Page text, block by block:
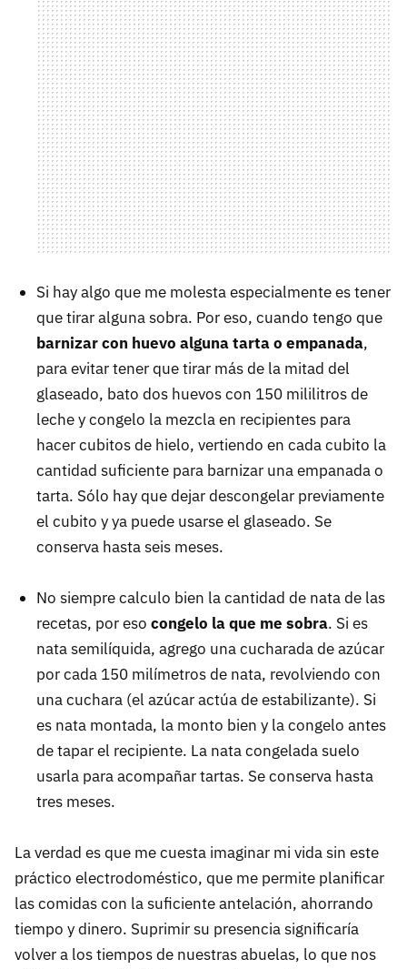
Si hay algo que me molesta especialmente es tener
que tirar alguna sobra. Por eso, cuando tengo que
barnizar con huevo alguna tarta o empanada,
para evitar tener que tirar más de la mitad del
glaseado, bato dos huevos con 150 mililitros de
leche y congelo la mezcla en recipientes para
hacer cubitos de hielo, vertiendo en cada cubito la
cantidad suficiente para barnizar una empanada o
tarta. Sólo hay que dejar descongelar previamente
el cubito y ya puede usarse el glaseado. Se
conserva hasta seis meses.
No siempre calculo bien la cantidad de nata de las
recetas, por eso congelo la que me sobra. Si es
nata semilíquida, agrego una cucharada de azúcar
por cada 150 milímetros de nata, revolviendo con
una cuchara (el azúcar actúa de estabilizante). Si
es nata montada, la monto bien y la congelo antes
de tapar el recipiente. La nata congelada suelo
usarla para acompañar tartas. Se conserva hasta
tres meses.
La verdad es que me cuesta imaginar mi vida sin este
práctico electrodoméstico, que me permite planificar
las comidas con la suficiente antelación, ahorrando
tiempo y dinero. Suprimir su presencia significaría
volver a los tiempos de nuestras abuelas, lo que nos